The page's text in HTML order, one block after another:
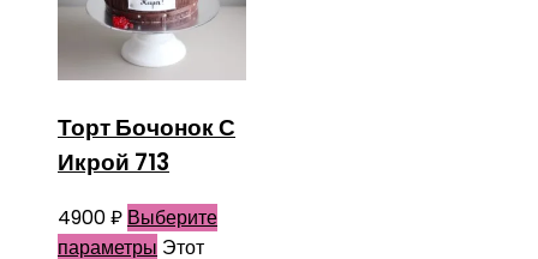
Торт Бочонок С
Икрой 713
4900₽ Выберите
параметры Этот